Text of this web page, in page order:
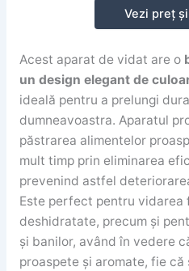
Vezi preț
Acest aparat de vidat are o
un design elegant de
ideală pentru a prelungi
dumneavoastra. Aparatul
păstrarea alimentelor
mult timp prin eliminarea
prevenind astfel
Este perfect pentru vidarea
deshidratate, precum și
și banilor, având în vedere
proaspete și aromate, fie